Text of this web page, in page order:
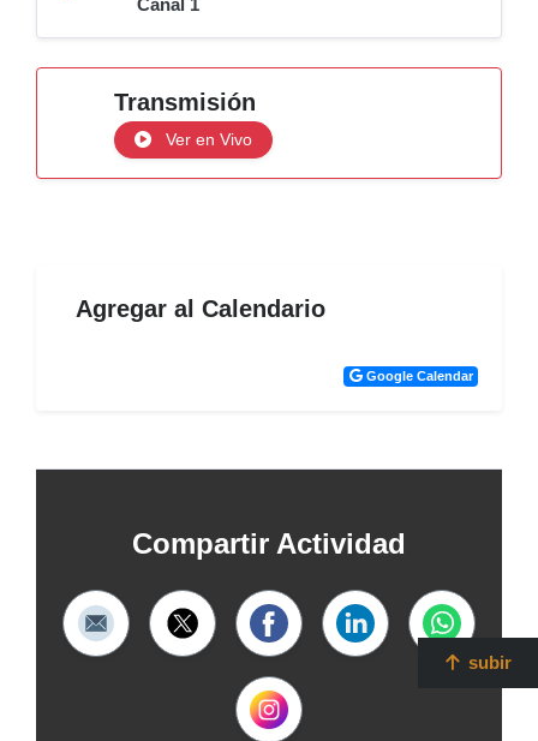
Canal 1
Transmisión
Ver en Vivo
Agregar al Calendario
Google Calendar
Compartir Actividad
subir